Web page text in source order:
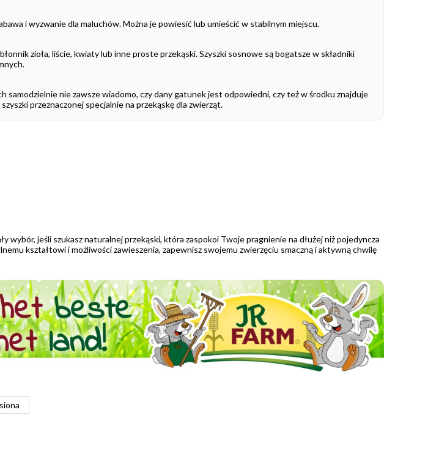
i wyzwanie dla maluchów. Można je powiesić lub umieścić w stabilnym miejscu.
zioła, liście, kwiaty lub inne proste przekąski. Szyszki sosnowe są bogatsze w składniki
samodzielnie nie zawsze wiadomo, czy dany gatunek jest odpowiedni, czy też w środku znajduje
przeznaczonej specjalnie na przekąskę dla zwierząt.
wybór, jeśli szukasz naturalnej przekąski, która zaspokoi Twoje pragnienie na dłużej niż pojedyncza
kształtowi i możliwości zawieszenia, zapewnisz swojemu zwierzęciu smaczną i aktywną chwilę